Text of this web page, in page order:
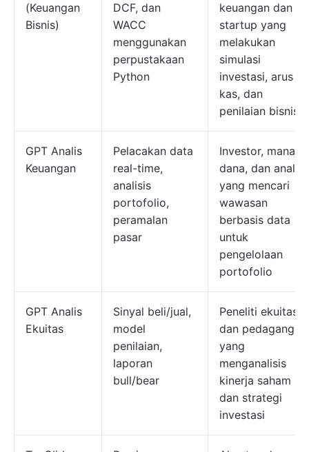
(Keuangan
Bisnis)
DCF, dan
WACC
menggunakan
perpustakaan
Python
keuangan dan
startup yang
melakukan
simulasi
investasi, arus
kas, dan
penilaian bisnis
GPT Analis
Keuangan
Pelacakan data
real-time,
analisis
portofolio,
peramalan
pasar
Investor, manajer
dana, dan analis
yang mencari
wawasan
berbasis data
untuk
pengelolaan
portofolio
GPT Analis
Ekuitas
Sinyal beli/jual,
model
penilaian,
laporan
bull/bear
Peneliti ekuitas
dan pedagang
yang
menganalisis
kinerja saham
dan strategi
investasi